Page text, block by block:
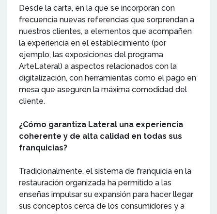
Desde la carta, en la que se incorporan con
frecuencia nuevas referencias que sorprendan a
nuestros clientes, a elementos que acompañen
la experiencia en el establecimiento (por
ejemplo, las exposiciones del programa
ArteLateral) a aspectos relacionados con la
digitalización, con herramientas como el pago en
mesa que aseguren la máxima comodidad del
cliente.
¿Cómo garantiza Lateral una experiencia
coherente y de alta calidad en todas sus
franquicias?
Tradicionalmente, el sistema de franquicia en la
restauración organizada ha permitido a las
enseñas impulsar su expansión para hacer llegar
sus conceptos cerca de los consumidores y a